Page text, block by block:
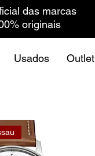
originais
das marcas
Usados Outlet